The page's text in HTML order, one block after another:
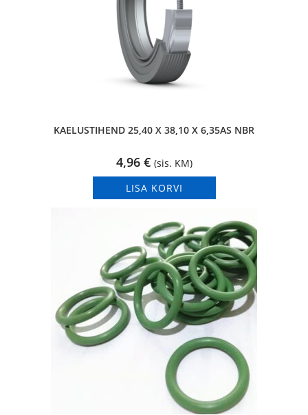
KAELUSTIHEND 25,40 X 38,10 X 6,35AS NBR
4,96 € (sis. KM)
LISA KORVI